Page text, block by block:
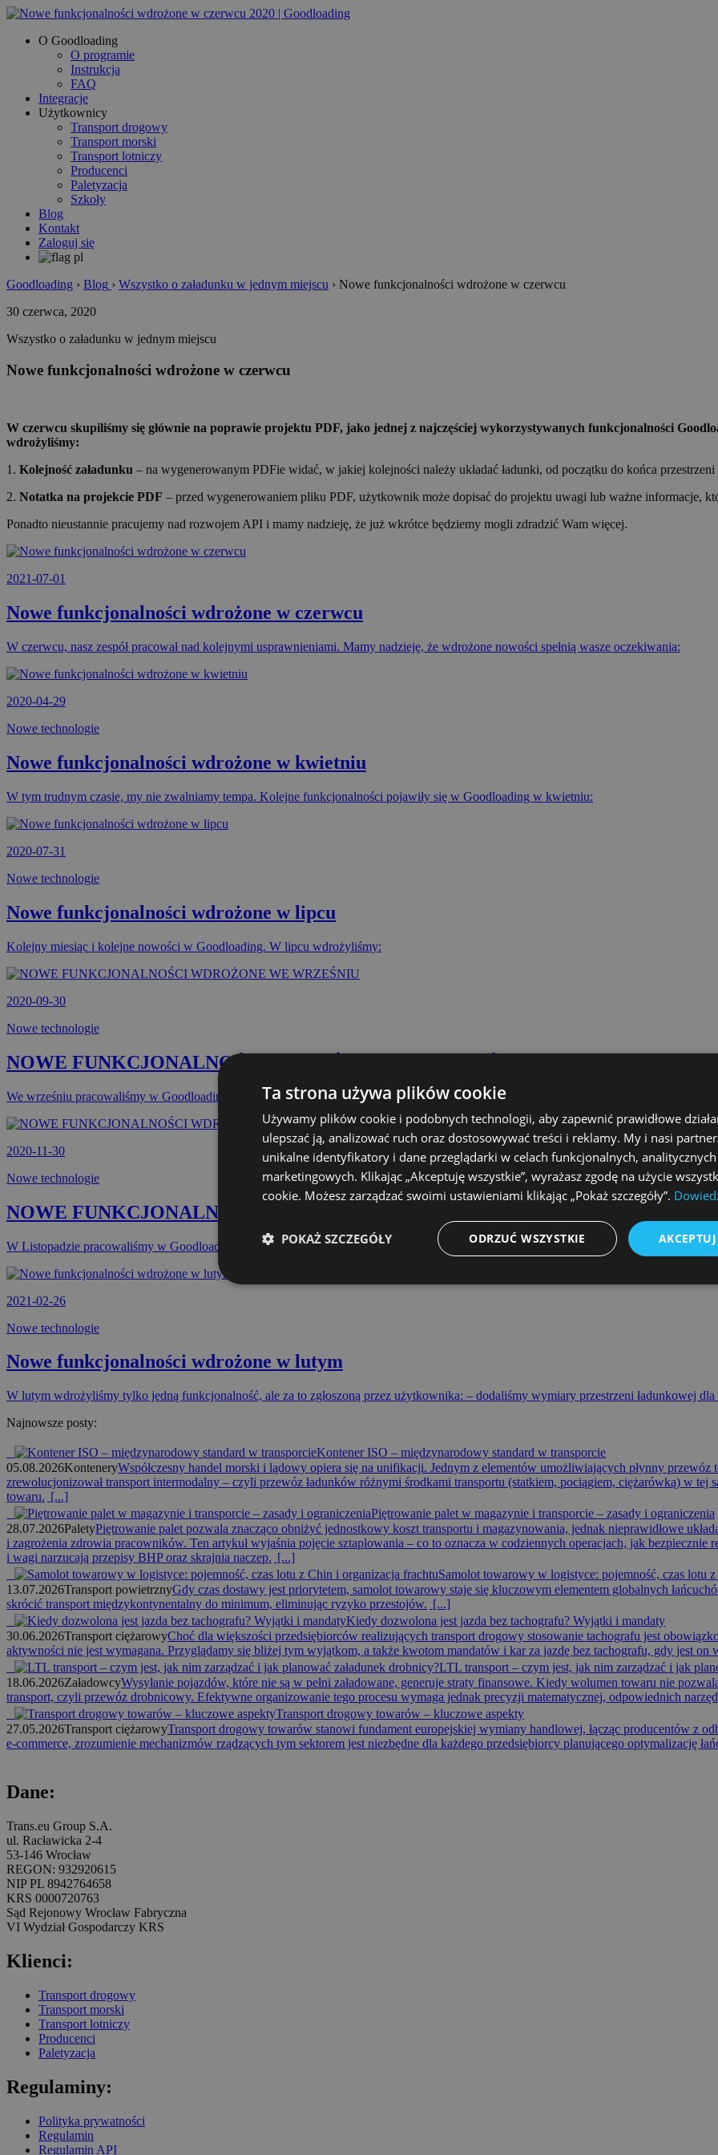
O Goodloading
O programie
Instrukcja
FAQ
Integracje
Użytkownicy
Transport drogowy
Transport morski
Transport lotniczy
Producenci
Paletyzacja
Szkoły
Blog
Kontakt
Zaloguj się
Goodloading › Blog › Wszystko o załadunku w jednym miejscu › Nowe funkcjonalności wdrożone w czerwcu
30 czerwca, 2020
Wszystko o załadunku w jednym miejscu
Nowe funkcjonalności wdrożone w czerwcu
W czerwcu skupiliśmy się głównie na poprawie projektu PDF, jako jednej z najczęściej wykorzystywanych funkcjonalności
wdrożyliśmy:
1. Kolejność załadunku – na wygenerowanym PDFie widać, w jakiej kolejności należy układać ładunki, od początku do końca przestrzeni
2. Notatka na projekcie PDF – przed wygenerowaniem pliku PDF, użytkownik może dopisać do projektu uwagi lub ważne informacje,
Ponadto nieustannie pracujemy nad rozwojem API i mamy nadzieję, że już wkrótce będziemy mogli zdradzić Wam więcej.
2021-07-01
Nowe funkcjonalności wdrożone w czerwcu
W czerwcu, nasz zespół pracował nad kolejnymi usprawnieniami. Mamy nadzieję, że wdrożone nowości spełnią wasze oczekiwania:
2020-04-29
Nowe technologie
Nowe funkcjonalności wdrożone w kwietniu
W tym trudnym czasie, my nie zwalniamy tempa. Kolejne funkcjonalności pojawiły się w Goodloading w kwietniu:
2020-07-31
Nowe technologie
Nowe funkcjonalności wdrożone w lipcu
Kolejny miesiąc i kolejne nowości w Goodloading. W lipcu wdrożyliśmy:
2020-09-30
Nowe technologie
NOWE FUNKCJONALNOŚCI WDROŻONE WE WRZEŚNIU
We wrześniu pracowaliśmy w Goodloading nad:
2020-11-30
Nowe technologie
NOWE FUNKCJONALNOŚCI WDROŻONE W LISTOPADZIE
W Listopadzie pracowaliśmy w Goodloading nad:
2021-02-26
Nowe technologie
Nowe funkcjonalności wdrożone w lutym
W lutym wdrożyliśmy tylko jedną funkcjonalność, ale za to zgłoszoną przez użytkownika: – dodaliśmy wymiary przestrzeni ładunkowej
Najnowsze posty:
Kontener ISO – międzynarodowy standard w transporcie
05.08.2026KonteneryWspółczesny handel morski i lądowy opiera się na unifikacji. Jednym z elementów umożliwiających płynny przewóz
zrewolucjonizował transport intermodalny – czyli przewóz ładunków różnymi środkami transportu (statkiem, pociągiem, ciężarówką) w tej
towaru. [...]
Piętrowanie palet w magazynie i transporcie – zasady i ograniczenia
28.07.2026PaletyPiętrowanie palet pozwala znacząco obniżyć jednostkowy koszt transportu i magazynowania, jednak nieprawidłowe
i zagrożenia zdrowia pracowników. Ten artykuł wyjaśnia pojęcie sztaplowania – co to oznacza w codziennych operacjach, jak
i wagi narzucają przepisy BHP oraz skrajnia naczep. [...]
Samolot towarowy w logistyce: pojemność, czas lotu
13.07.2026Transport powietrznyGdy czas dostawy jest priorytetem, samolot towarowy staje się kluczowym elementem globalnych
skrócić transport międzykontynentalny do minimum, eliminując ryzyko przestojów. [...]
Kiedy dozwolona jest jazda bez tachografu? Wyjątki i mandaty
30.06.2026Transport ciężarowyChoć dla większości przedsiębiorców realizujących transport drogowy stosowanie tachografu jest
aktywności nie jest wymagana. Przyglądamy się bliżej tym wyjątkom, a także kwotom mandatów i kar za jazdę bez tachografu, gdy jest on
LTL transport – czym jest, jak nim zarządzać i jak
18.06.2026ZaładowcyWysyłanie pojazdów, które nie są w pełni załadowane, generuje straty finansowe. Kiedy wolumen towaru nie
transport, czyli przewóz drobnicowy. Efektywne organizowanie tego procesu wymaga jednak precyzji matematycznej, odpowiednich
Transport drogowy towarów – kluczowe aspekty
27.05.2026Transport ciężarowyTransport drogowy towarów stanowi fundament europejskiej wymiany handlowej, łącząc producentów z
e-commerce, zrozumienie mechanizmów rządzących tym sektorem jest niezbędne dla każdego przedsiębiorcy planującego optymalizację
Dane:
Trans.eu Group S.A.
ul. Racławicka 2-4
53-146 Wrocław
REGON: 932920615
NIP PL 8942764658
KRS 0000720763
Sąd Rejonowy Wrocław Fabryczna
VI Wydział Gospodarczy KRS
Klienci:
Transport drogowy
Transport morski
Transport lotniczy
Producenci
Paletyzacja
Regulaminy:
Polityka prywatności
Regulamin
Regulamin API
Ta strona używa plików cookie
Używamy plików cookie i podobnych technologii, aby zapewnić prawidłowe
ulepszać ją, analizować ruch oraz dostosowywać treści i reklamy. My i nasi
unikalne identyfikatory i dane przeglądarki w celach funkcjonalnych,
marketingowych. Klikając „Akceptuję wszystkie”, wyrażasz zgodę na użycie
cookie. Możesz zarządzać swoimi ustawieniami klikając „Pokaż szczegóły”.
ODRZUĆ WSZYSTKIE
POKAŻ SZCZEGÓŁY